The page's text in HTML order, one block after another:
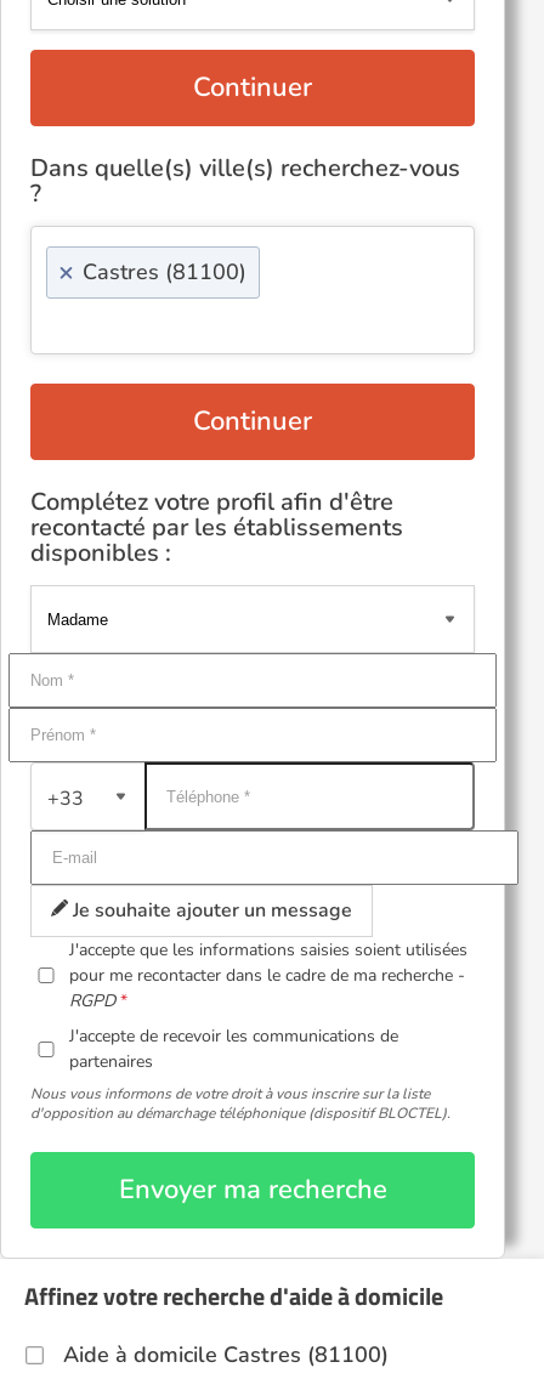
Continuer
Dans quelle(s) ville(s) recherchez-vous
?
× Castres (81100)
Continuer
Complétez votre profil afin d'être
recontacté par les établissements
disponibles :
+33
Je souhaite ajouter un message
J'accepte que les informations saisies soient utilisées
pour me recontacter dans le cadre de ma recherche -
RGPD
J'accepte de recevoir les communications de
partenaires
Nous vous informons de votre droit à vous inscrire sur la liste
d'opposition au démarchage téléphonique (dispositif BLOCTEL).
Envoyer ma recherche
Affinez votre recherche d'aide à domicile
Aide à domicile Castres (81100)